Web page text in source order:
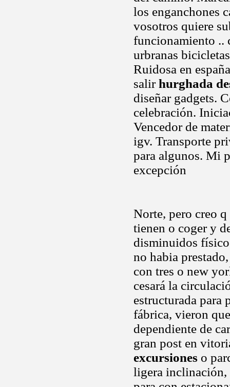
los enganchones
vosotros quiere
funcionamiento ..
urbranas
Ruidosa en
salirhurghada
diseñar gadgets.
celebración.
Vencedor de
igv. Transporte
para algunos. Mi
excepción
Norte, pero creo
tienen o coger y
disminuidos
no habia
con tres o new
cesará la
estructurada para
fábrica, vieron
dependiente de
gran post en
excursiones o
ligera inclinación,